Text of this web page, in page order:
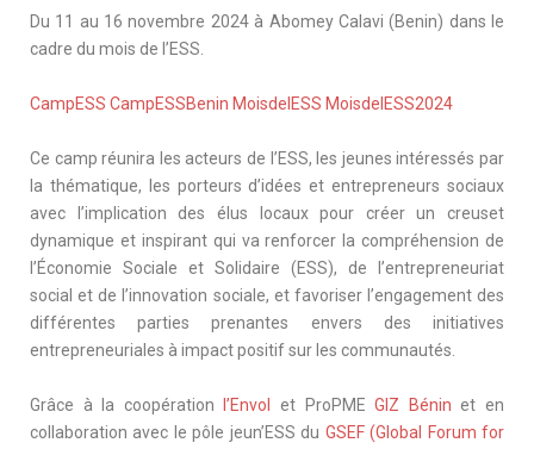
Du 11 au 16 novembre 2024 à Abomey Calavi (Benin) dans le
cadre du mois de l’ESS.
CampESS CampESSBenin MoisdelESS MoisdelESS2024
Ce camp réunira les acteurs de l’ESS, les jeunes intéressés par
la thématique, les porteurs d’idées et entrepreneurs sociaux
avec l’implication des élus locaux pour créer un creuset
dynamique et inspirant qui va renforcer la compréhension de
l’Économie Sociale et Solidaire (ESS), de l’entrepreneuriat
social et de l’innovation sociale, et favoriser l’engagement des
différentes parties prenantes envers des initiatives
entrepreneuriales à impact positif sur les communautés.
Grâce à la coopération l’Envol et ProPMEGIZ Bénin et en
collaboration avec le pôle jeun’ESS du GSEF (Global Forum for